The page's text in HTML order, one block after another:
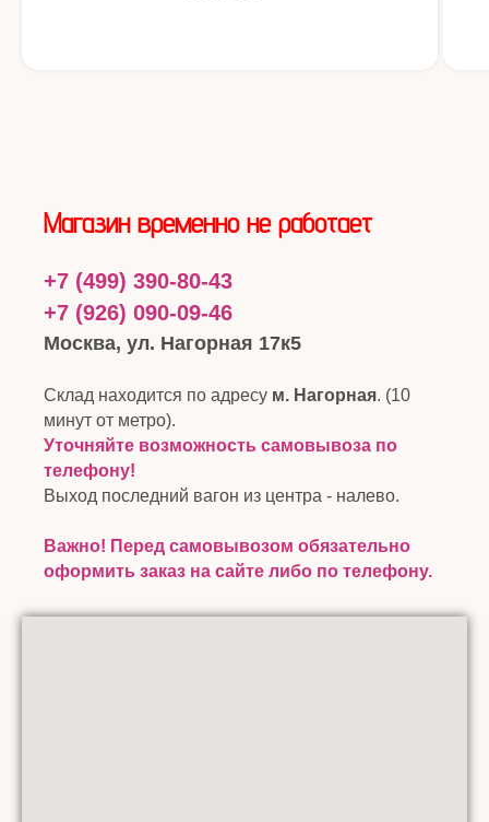
Магазин временно не работает
+7 (499) 390-80-43
+7 (926) 090-09-46
Москва, ул. Нагорная 17к5
Склад находится по адресу м. Нагорная. (10
минут от метро).
Уточняйте возможность самовывоза по
телефону!
Выход последний вагон из центра - налево.
Важно! Перед самовывозом обязательно
оформить заказ на сайте либо по телефону.